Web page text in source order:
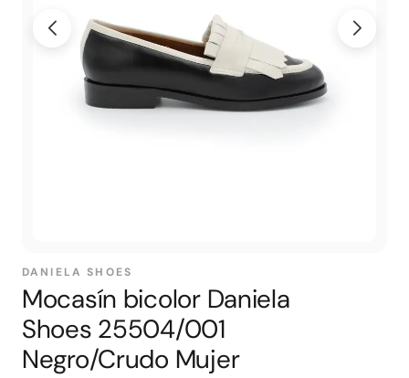
DANIELA SHOES
Mocasín bicolor Daniela
Shoes 25504/001
Negro/Crudo Mujer